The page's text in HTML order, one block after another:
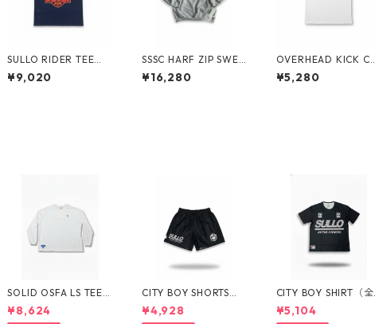
SULLO RIDER TEE
（全3カラー）182030
1040
¥9,020
SSSC HARF ZIP SWEA
T（全２カラー）1733
001038
¥16,280
OVERHEAD KICK CL
UB TEE（全2カラー）
1820301034
¥5,280
SOLID OSFA LS TEE
（全３カラー）17301
01010
¥8,624
CITY BOY SHORTS
（全３カラー）173110
4035
¥4,928
CITY BOY SHIRT（全
３カラー）173010103
4
¥5,104